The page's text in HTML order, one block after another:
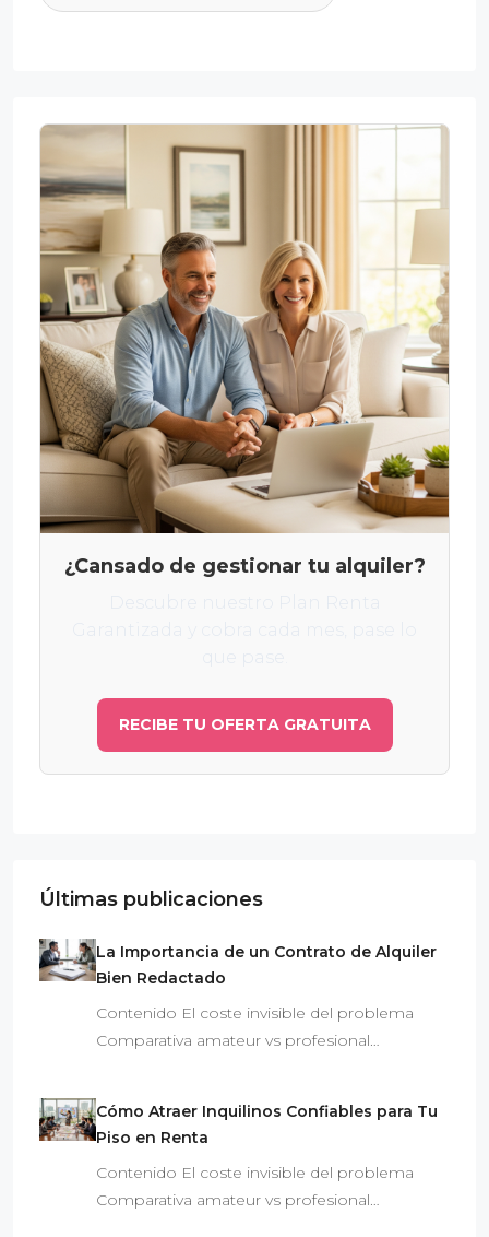
¿Cansado de gestionar tu alquiler?
RECIBE TU OFERTA GRATUITA
Últimas publicaciones
La Importancia de un Contrato de Alquiler
Bien Redactado
Contenido El coste invisible del problema
Comparativa amateur vs profesional…
Cómo Atraer Inquilinos Confiables para Tu
Piso en Renta
Contenido El coste invisible del problema
Comparativa amateur vs profesional…